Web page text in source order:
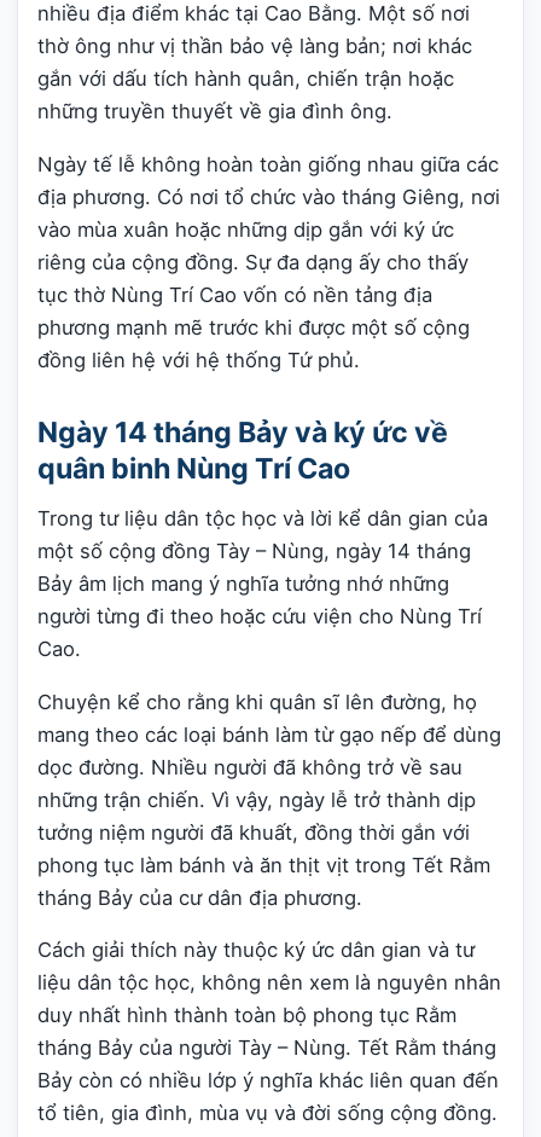
nhiều địa điểm khác tại Cao Bằng. Một số nơi
thờ ông như vị thần bảo vệ làng bản; nơi khác
gắn với dấu tích hành quân, chiến trận hoặc
những truyền thuyết về gia đình ông.
Ngày tế lễ không hoàn toàn giống nhau giữa các
địa phương. Có nơi tổ chức vào tháng Giêng, nơi
vào mùa xuân hoặc những dịp gắn với ký ức
riêng của cộng đồng. Sự đa dạng ấy cho thấy
tục thờ Nùng Trí Cao vốn có nền tảng địa
phương mạnh mẽ trước khi được một số cộng
đồng liên hệ với hệ thống Tứ phủ.
Ngày 14 tháng Bảy và ký ức về
quân binh Nùng Trí Cao
Trong tư liệu dân tộc học và lời kể dân gian của
một số cộng đồng Tày – Nùng, ngày 14 tháng
Bảy âm lịch mang ý nghĩa tưởng nhớ những
người từng đi theo hoặc cứu viện cho Nùng Trí
Cao.
Chuyện kể cho rằng khi quân sĩ lên đường, họ
mang theo các loại bánh làm từ gạo nếp để dùng
dọc đường. Nhiều người đã không trở về sau
những trận chiến. Vì vậy, ngày lễ trở thành dịp
tưởng niệm người đã khuất, đồng thời gắn với
phong tục làm bánh và ăn thịt vịt trong Tết Rằm
tháng Bảy của cư dân địa phương.
Cách giải thích này thuộc ký ức dân gian và tư
liệu dân tộc học, không nên xem là nguyên nhân
duy nhất hình thành toàn bộ phong tục Rằm
tháng Bảy của người Tày – Nùng. Tết Rằm tháng
Bảy còn có nhiều lớp ý nghĩa khác liên quan đến
tổ tiên, gia đình, mùa vụ và đời sống cộng đồng.